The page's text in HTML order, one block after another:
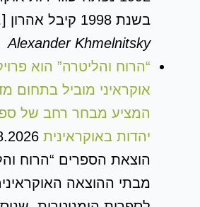
בשנת 1998 קיבל אהרון […]
Alexander Khmelnitsky
“הרוח והליטרה” הוא
אוקראיני מוביל בתחום
המציע מבחר רחב של
יהדות באוקראינית
הוצאת הספרים “הרוח
מבתי ההוצאה